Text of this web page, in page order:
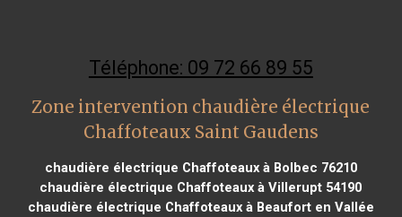
Téléphone: 09 72 66 89 55
Zone intervention chaudière électrique
Chaffoteaux Saint Gaudens
chaudière électrique Chaffoteaux à Bolbec 76210
chaudière électrique Chaffoteaux à Villerupt 54190
chaudière électrique Chaffoteaux à Beaufort en Vallée